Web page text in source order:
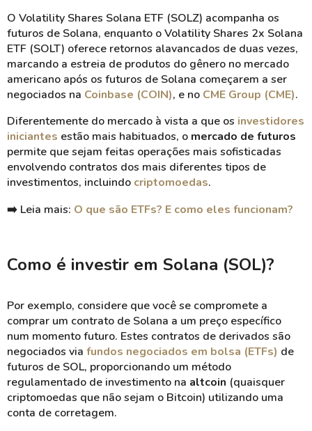
O Volatility Shares Solana ETF (SOLZ) acompanha os
futuros de Solana, enquanto o Volatility Shares 2x Solana
ETF (SOLT) oferece retornos alavancados de duas vezes,
marcando a estreia de produtos do gênero no mercado
americano após os futuros de Solana começarem a ser
negociados na Coinbase (COIN), e no CME Group (CME).
Diferentemente do mercado à vista a que os investidores
iniciantes estão mais habituados, o mercado de futuros
permite que sejam feitas operações mais sofisticadas
envolvendo contratos dos mais diferentes tipos de
investimentos, incluindo criptomoedas.
➡️ Leia mais: O que são ETFs? E como eles funcionam?
Como é investir em Solana (SOL)?
Por exemplo, considere que você se compromete a
comprar um contrato de Solana a um preço específico
num momento futuro. Estes contratos de derivados são
negociados via fundos negociados em bolsa (ETFs) de
futuros de SOL, proporcionando um método
regulamentado de investimento na altcoin (quaisquer
criptomoedas que não sejam o Bitcoin) utilizando uma
conta de corretagem.